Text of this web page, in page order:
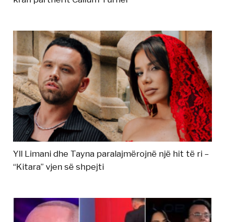
Yll Limani dhe Tayna paralajmërojnë një hit të ri –
“Kitara” vjen së shpejti